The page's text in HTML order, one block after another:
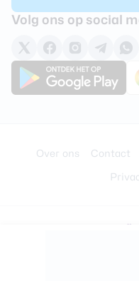
Volg ons op social
Over ons Contact